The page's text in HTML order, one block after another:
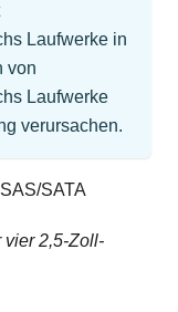
Laufwerke in
von
Laufwerke
verursachen.
SATA
vier 2,5-Zoll-